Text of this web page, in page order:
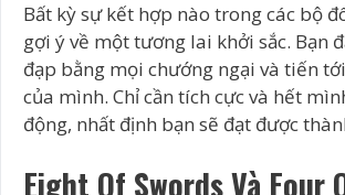
Bất kỳ sự kết hợp nào trong các bộ
gợi ý về một tương lai khởi sắc. Bạn
đạp bằng mọi chướng ngại và tiến
của mình. Chỉ cần tích cực và hết
động, nhất định bạn sẽ đạt được
Eight Of Swords Và Four